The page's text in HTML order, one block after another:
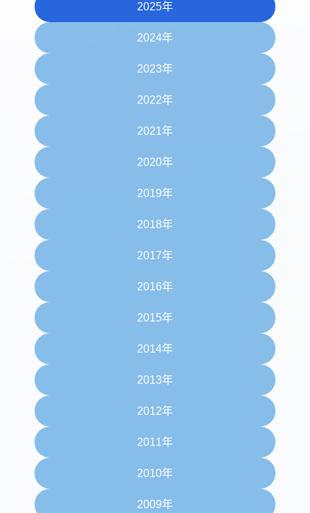
2025年
2024年
2023年
2022年
2021年
2020年
2019年
2018年
2017年
2016年
2015年
2014年
2013年
2012年
2011年
2010年
2009年